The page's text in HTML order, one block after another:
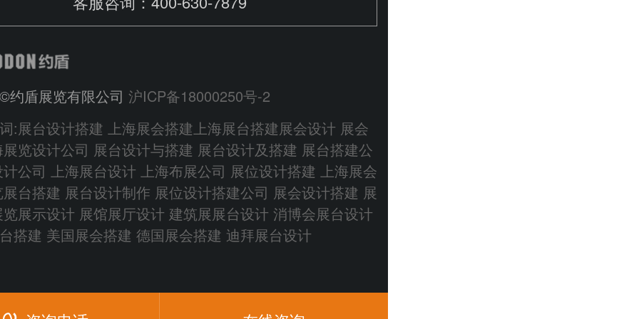
约盾展览有限公司 沪ICP备18000250号-2
:展台设计搭建 上海展会搭建上海展台搭建展会设计 展会
览设计公司 展台设计与搭建 展台设计及搭建 展台搭建公
公司 上海展台设计 上海布展公司 展位设计搭建 上海展会
台搭建 展台设计制作 展位设计搭建公司 展会设计搭建 展
展示设计 展馆展厅设计 建筑展展台设计 消博会展台设计
搭建 美国展会搭建 德国展会搭建 迪拜展台设计